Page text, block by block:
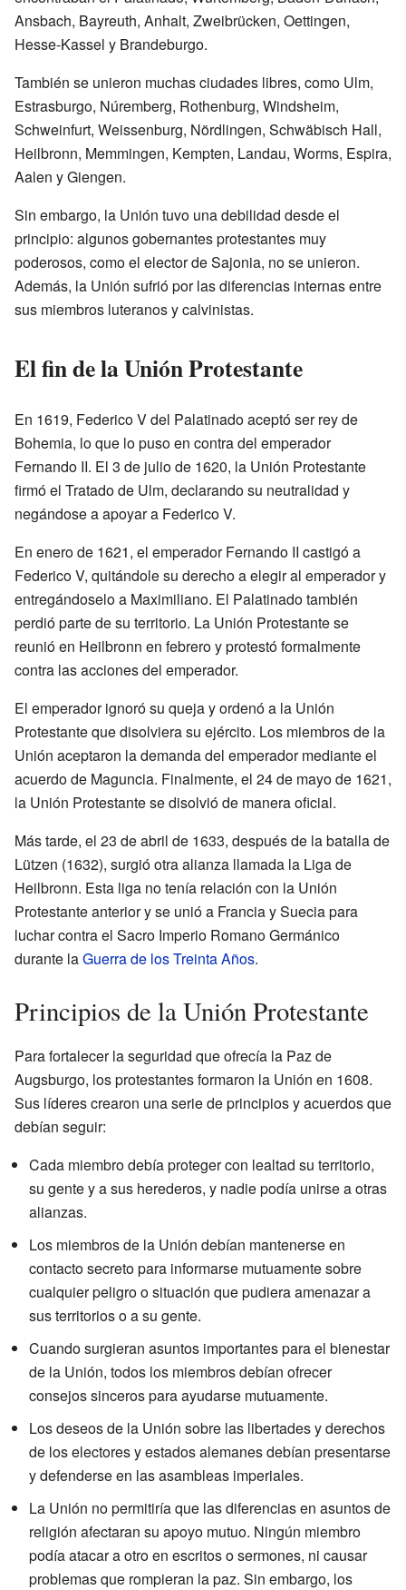
Ansbach, Bayreuth, Anhalt, Zweibrücken, Oettingen,
Hesse-Kassel y Brandeburgo.
También se unieron muchas ciudades libres, como Ulm,
Estrasburgo, Núremberg, Rothenburg, Windsheim,
Schweinfurt, Weissenburg, Nördlingen, Schwäbisch Hall,
Heilbronn, Memmingen, Kempten, Landau, Worms, Espira,
Aalen y Giengen.
Sin embargo, la Unión tuvo una debilidad desde el
principio: algunos gobernantes protestantes muy
poderosos, como el elector de Sajonia, no se unieron.
Además, la Unión sufrió por las diferencias internas entre
sus miembros luteranos y calvinistas.
El fin de la Unión Protestante
En 1619, Federico V del Palatinado aceptó ser rey de
Bohemia, lo que lo puso en contra del emperador
Fernando II. El 3 de julio de 1620, la Unión Protestante
firmó el Tratado de Ulm, declarando su neutralidad y
negándose a apoyar a Federico V.
En enero de 1621, el emperador Fernando II castigó a
Federico V, quitándole su derecho a elegir al emperador y
entregándoselo a Maximiliano. El Palatinado también
perdió parte de su territorio. La Unión Protestante se
reunió en Heilbronn en febrero y protestó formalmente
contra las acciones del emperador.
El emperador ignoró su queja y ordenó a la Unión
Protestante que disolviera su ejército. Los miembros de la
Unión aceptaron la demanda del emperador mediante el
acuerdo de Maguncia. Finalmente, el 24 de mayo de 1621,
la Unión Protestante se disolvió de manera oficial.
Más tarde, el 23 de abril de 1633, después de la batalla de
Lützen (1632), surgió otra alianza llamada la Liga de
Heilbronn. Esta liga no tenía relación con la Unión
Protestante anterior y se unió a Francia y Suecia para
luchar contra el Sacro Imperio Romano Germánico
durante laGuerra de los Treinta Años.
Principios de la Unión Protestante
Para fortalecer la seguridad que ofrecía la Paz de
Augsburgo, los protestantes formaron la Unión en 1608.
Sus líderes crearon una serie de principios y acuerdos que
debían seguir:
Cada miembro debía proteger con lealtad su territorio,
su gente y a sus herederos, y nadie podía unirse a otras
alianzas.
Los miembros de la Unión debían mantenerse en
contacto secreto para informarse mutuamente sobre
cualquier peligro o situación que pudiera amenazar a
sus territorios o a su gente.
Cuando surgieran asuntos importantes para el bienestar
de la Unión, todos los miembros debían ofrecer
consejos sinceros para ayudarse mutuamente.
Los deseos de la Unión sobre las libertades y derechos
de los electores y estados alemanes debían presentarse
y defenderse en las asambleas imperiales.
La Unión no permitiría que las diferencias en asuntos de
religión afectaran su apoyo mutuo. Ningún miembro
podía atacar a otro en escritos o sermones, ni causar
problemas que rompieran la paz. Sin embargo, los